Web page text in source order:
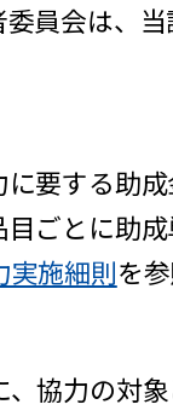
員会は、
要する助
ごとに助成
実施細則を
協力の対